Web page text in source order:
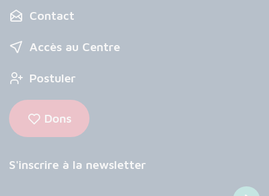
Contact
Accès au Centre
Postuler
Dons
S'inscrire à la newsletter